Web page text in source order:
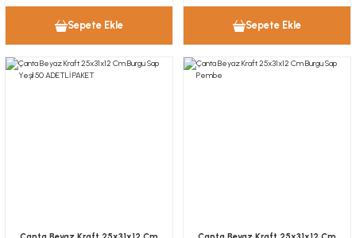
Sepete Ekle Sepete Ekle